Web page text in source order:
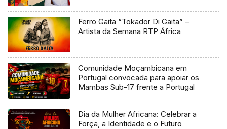
Ferro Gaita “Tokador Di Gaita” –
Artista da Semana RTP África
Comunidade Moçambicana em
Portugal convocada para apoiar os
Mambas Sub-17 frente a Portugal
Dia da Mulher Africana: Celebrar a
Força, a Identidade e o Futuro